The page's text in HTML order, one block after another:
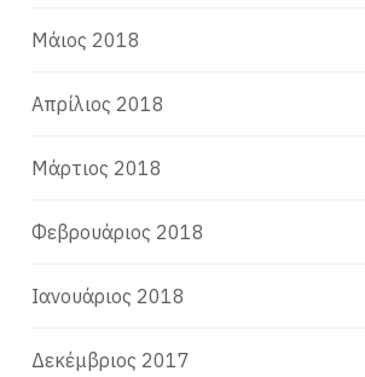
Μάιος 2018
Απρίλιος 2018
Μάρτιος 2018
Φεβρουάριος 2018
Ιανουάριος 2018
Δεκέμβριος 2017